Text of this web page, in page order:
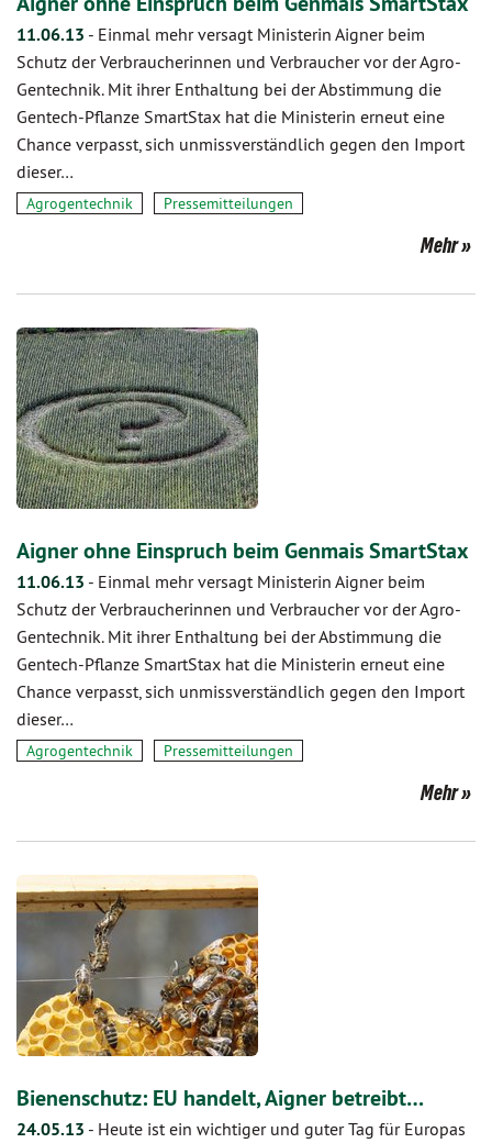
11.06.13 - Einmal mehr versagt Ministerin Aigner beim
Schutz der Verbraucherinnen und Verbraucher vor der Agro-
Gentechnik. Mit ihrer Enthaltung bei der Abstimmung die
Gentech-Pflanze SmartStax hat die Ministerin erneut eine
Chance verpasst, sich unmissverständlich gegen den Import
dieser…
Agrogentechnik Pressemitteilungen
Mehr
Aigner ohne Einspruch beim Genmais SmartStax
11.06.13 - Einmal mehr versagt Ministerin Aigner beim
Schutz der Verbraucherinnen und Verbraucher vor der Agro-
Gentechnik. Mit ihrer Enthaltung bei der Abstimmung die
Gentech-Pflanze SmartStax hat die Ministerin erneut eine
Chance verpasst, sich unmissverständlich gegen den Import
dieser…
Agrogentechnik Pressemitteilungen
Mehr
Bienenschutz: EU handelt, Aigner betreibt…
24.05.13 - Heute ist ein wichtiger und guter Tag für Europas